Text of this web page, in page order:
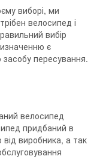
виборі, ми
велосипед і
вибір
є
пересування.
велосипед
придбаний в
від виробника, а так